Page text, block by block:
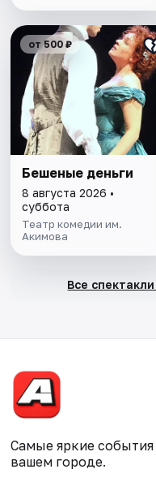
от 500 ₽
Бешеные деньги
8 августа 2026 •
суббота
Театр комедии им.
Акимова
Все
Самые яркие события
вашем городе.